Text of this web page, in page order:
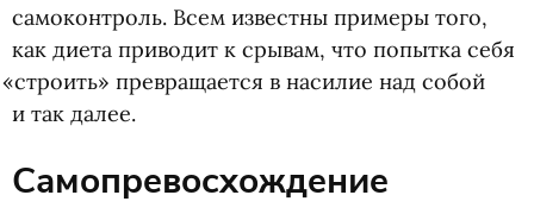
самоконтроль. Всем известны примеры того,
как диета приводит к срывам, что попытка себя
«строить» превращается в насилие над собой
и так далее.
Самопревосхождение